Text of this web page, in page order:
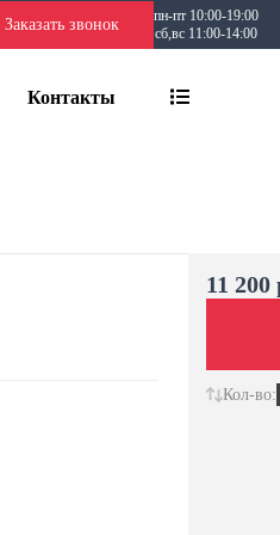
Заказать звонок
пн-пт 10:00-19:00
сб,вс 11:00-14:00
Контакты
11 200
Кол-во: